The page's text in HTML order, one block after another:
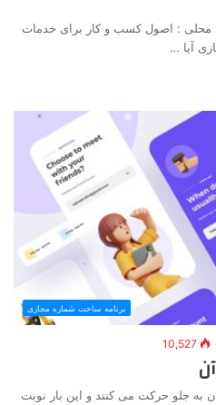
محلی : اصول کسب و کار برای خدمات
آیا …
برنامه ساخت شماره مجازی
10,527
جلو حرکت می کنند و این بار نوبت